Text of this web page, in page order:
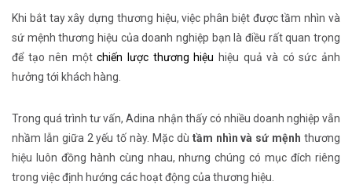
Khi bắt tay xây dựng thương hiệu, việc phân biệt được tầm nhìn và
sứ mệnh thương hiệu của doanh nghiệp bạn là điều rất quan trọng
để tạo nên mộtchiến lược thương hiệu hiệu quả và có sức ảnh
hưởng tới khách hàng.
Trong quá trình tư vấn, Adina nhận thấy có nhiều doanh nghiệp vẫn
nhầm lẫn giữa 2 yếu tố này. Mặc dù tầm nhìn và sứ mệnh thương
hiệu luôn đồng hành cùng nhau, nhưng chúng có mục đích riêng
trong việc định hướng các hoạt động của thương hiệu.